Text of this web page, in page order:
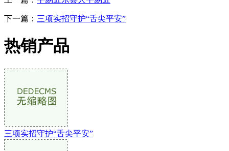
下一篇： 三项实招守护“舌尖平安”
热销产品
三项实招守护“舌尖平安”